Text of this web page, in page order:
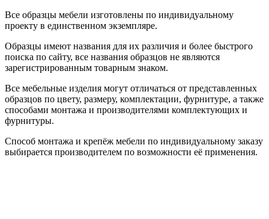
Все образцы мебели изготовлены по индивидуальному
проекту в единственном экземпляре.
Образцы имеют названия для их различия и более быстрого
поиска по сайту, все названия образцов не являются
зарегистрированным товарным знаком.
Все мебельные изделия могут отличаться от представленных
образцов по цвету, размеру, комплектации, фурнитуре, а также
способами монтажа и производителями комплектующих и
фурнитуры.
Способ монтажа и крепёж мебели по индивидуальному заказу
выбирается производителем по возможности её применения.